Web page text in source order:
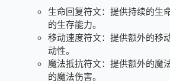
生命回复符文：提供持续的生
的生存能力。
移动速度符文：提供额外的移
动性。
魔法抵抗符文：提供额外的魔
的魔法伤害。